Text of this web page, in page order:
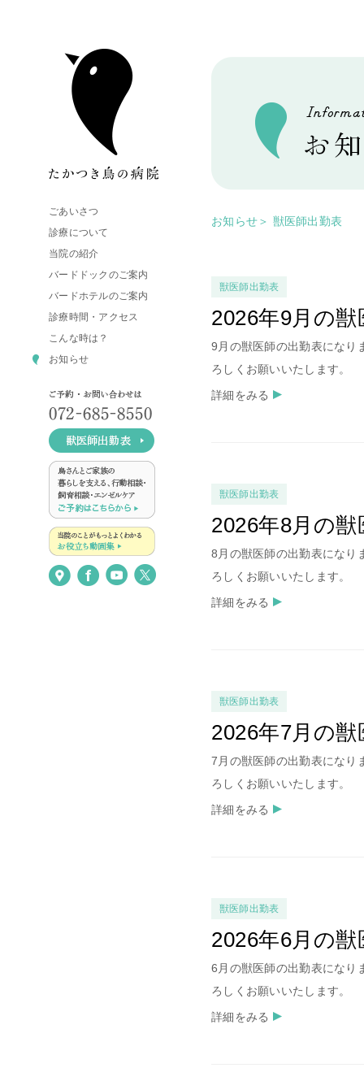
ごあいさつ
診療について
当院の紹介
バードドックのご案内
バードホテルのご案内
診療時間・アクセス
こんな時は？
お知らせ
お知らせ＞ 獣医師出勤表
獣医師出勤表
2026年9月の
9月の獣医師の出勤表になり
ろしくお願いいたします。
詳細をみる
獣医師出勤表
2026年8月の
8月の獣医師の出勤表になり
ろしくお願いいたします。
詳細をみる
獣医師出勤表
2026年7月の
7月の獣医師の出勤表になり
ろしくお願いいたします。
詳細をみる
獣医師出勤表
2026年6月の
6月の獣医師の出勤表になり
ろしくお願いいたします。
詳細をみる